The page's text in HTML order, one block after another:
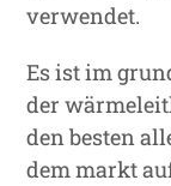
verwendet.
Es ist im
der
den besten
dem markt